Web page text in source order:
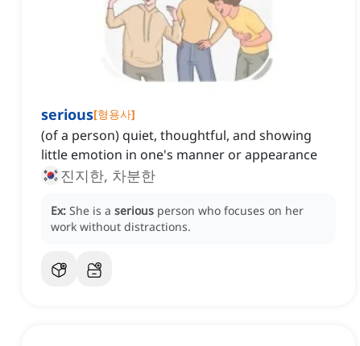
serious[형용사]
(of a person) quiet, thoughtful, and showing
little emotion in one's manner or appearance
진지한, 차분한
Ex: She is a serious person who focuses on her
work without distractions.